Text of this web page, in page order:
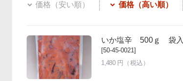
価格（安い順） 価格（高い順）
いか塩辛 500ｇ 袋入
[50-45-0021]
1,480 円（税込）